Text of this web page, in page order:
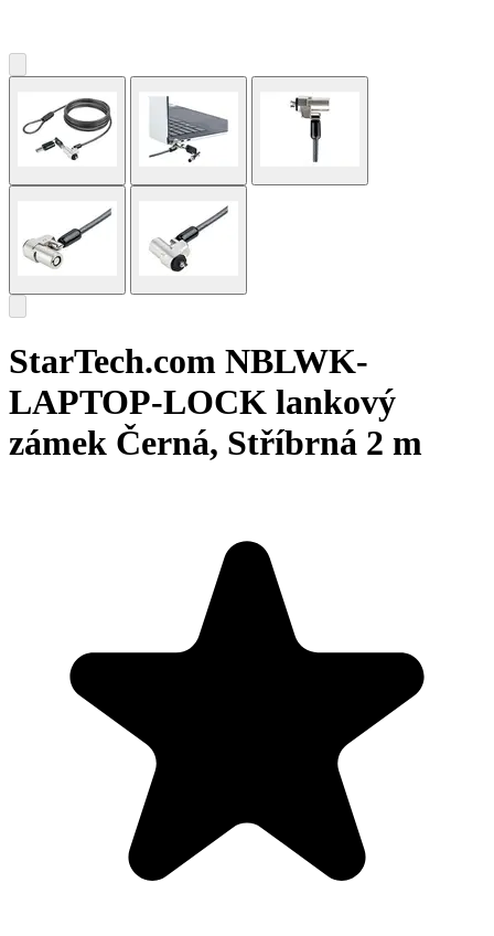
StarTech.com NBLWK-
LAPTOP-LOCK lankový
zámek Černá, Stříbrná 2 m